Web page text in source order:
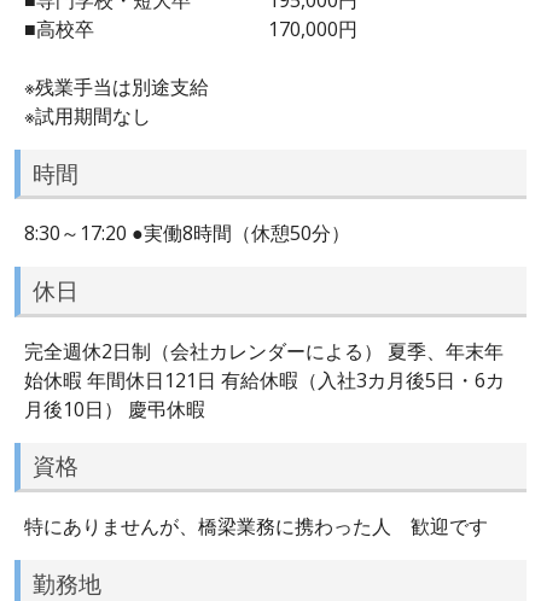
■高校卒 170,000円
※残業手当は別途支給
※試用期間なし
時間
8:30～17:20 ●実働8時間（休憩50分）
休日
完全週休2日制（会社カレンダーによる） 夏季、年末年
始休暇 年間休日121日 有給休暇（入社3カ月後5日・6カ
月後10日） 慶弔休暇
資格
特にありませんが、橋梁業務に携わった人 歓迎です
勤務地